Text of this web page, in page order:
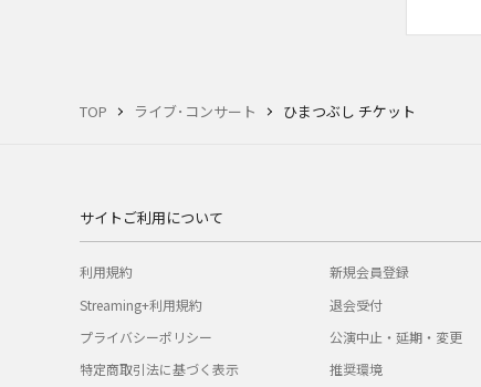
TOP ライブ･コンサート ひまつぶし チケット
サイトご利用について
利用規約
Streaming+利用規約
プライバシーポリシー
特定商取引法に基づく表示
新規会員登録
退会受付
公演中止・延期・変更
推奨環境